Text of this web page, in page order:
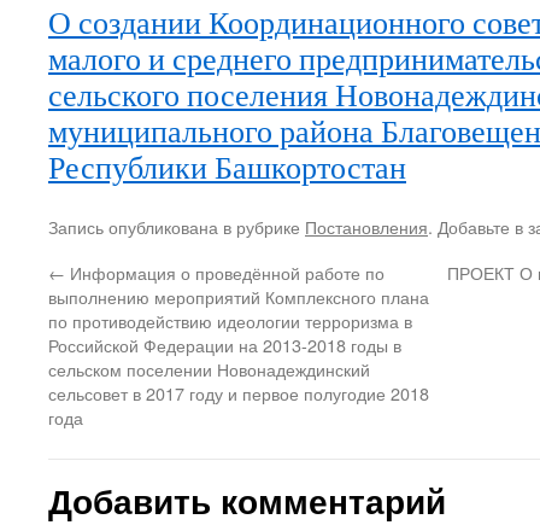
О создании Координационного
малого и среднего
сельского поселения
муниципального района
Республики Башкортостан
Запись опубликована в рубрике Постановления. Добавьте в
← Информация о проведённой работе по
выполнению мероприятий Комплексного плана
по противодействию идеологии терроризма в
Российской Федерации на 2013-2018 годы в
сельском поселении Новонадеждинский
сельсовет в 2017 году и первое полугодие 2018
года
ПРОЕКТ О
Добавить комментарий